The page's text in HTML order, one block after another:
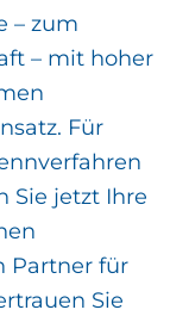
– zum
– mit hoher
Für
Sie jetzt Ihre
Partner für
Sie